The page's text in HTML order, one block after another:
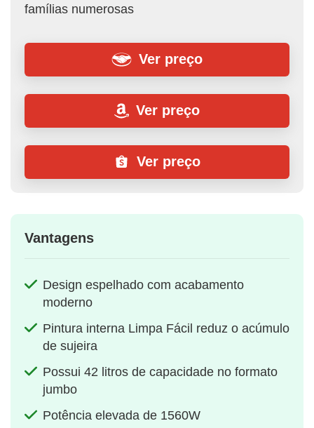
famílias numerosas
Ver preço
Ver preço
Ver preço
Vantagens
Design espelhado com acabamento
moderno
Pintura interna Limpa Fácil reduz o acúmulo
de sujeira
Possui 42 litros de capacidade no formato
jumbo
Potência elevada de 1560W